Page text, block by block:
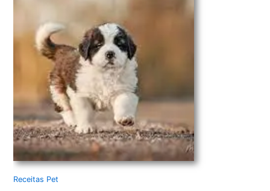
Receitas Pet